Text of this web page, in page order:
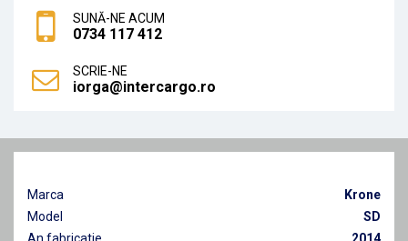
SUNĂ-NE ACUM
0734 117 412
SCRIE-NE
iorga@intercargo.ro
Marca
Krone
Model
SD
An fabricatie
2014